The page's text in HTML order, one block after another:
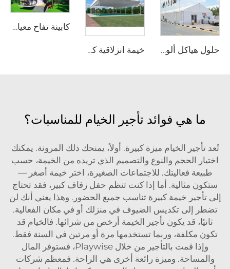
حلول هياكل ألومنيوم متعددة الوظائف | خيمة تخزين صناعية واسعة النطاق وخيمة فاخرة للمناسبات الخارجية لمشاريع الحفلات خيمة انزلاقية كهربائية مخصصة | معدات قابلة للتشغيل الآلي مصنوعة من البلاستيك المطاطي (PVC) متينة لمبنى ملاعب متعددة الأغراض
كابينة تفاح معيارية سريعة التركيب | غرفة معدنية جاهزة متينة ومتنقِّلة لمشاريع التخييم الفاخر والفنادق الحديثة
ما هي فوائد تأجير الخيام للمناسبات؟
تُعد تأجير الخيام ميزة كبيرة. أولاً، يمنحك ذلك المرونة. يمكنك
اختيار الحجم والنوع والتصميم الذي تريده من الخيمة، حسب
طبيعة فعاليتك. للاجتماعات الصغيرة، اختر خيمة أصغر —
ستكون مثالية. أما إذا كنت تنظم حفل زفاف كبير، فقد تحتاج
إلى تأجير خيمة كبيرة تناسب جميع الحضور. وهذا يعني أنك لن
تضطر إلى تكديس الضيوف في منزلك أو في مكان الفعالية.
ثانيًا، قد يكون تأجير الخيمة أرخص من شرائها. فالخيام قد
تكون مكلفة، وربما تستخدمها مرة أو مرتين في السنة فقط.
وإذا قمت بالتأجير من خلال Playwise، فستوفر المال
والمساحة. وميزة رائعة أخرى هي الراحة. فمعظم شركات